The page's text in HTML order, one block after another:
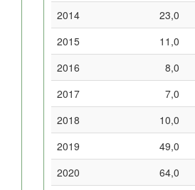
2014
23,0
2015
11,0
2016
8,0
2017
7,0
2018
10,0
2019
49,0
2020
64,0